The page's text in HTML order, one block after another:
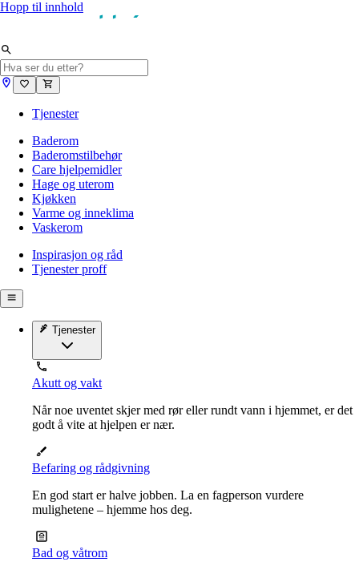
Hopp til innhold
Tjenester
Baderom
Baderomstilbehør
Care hjelpemidler
Hage og uterom
Kjøkken
Varme og inneklima
Vaskerom
Inspirasjon og råd
Tjenester proff
Tjenester
Akutt og vakt
Når noe uventet skjer med rør eller rundt vann i hjemmet, er det
godt å vite at hjelpen er nær.
Befaring og rådgivning
En god start er halve jobben. La en fagperson vurdere
mulighetene – hjemme hos deg.
Bad og våtrom